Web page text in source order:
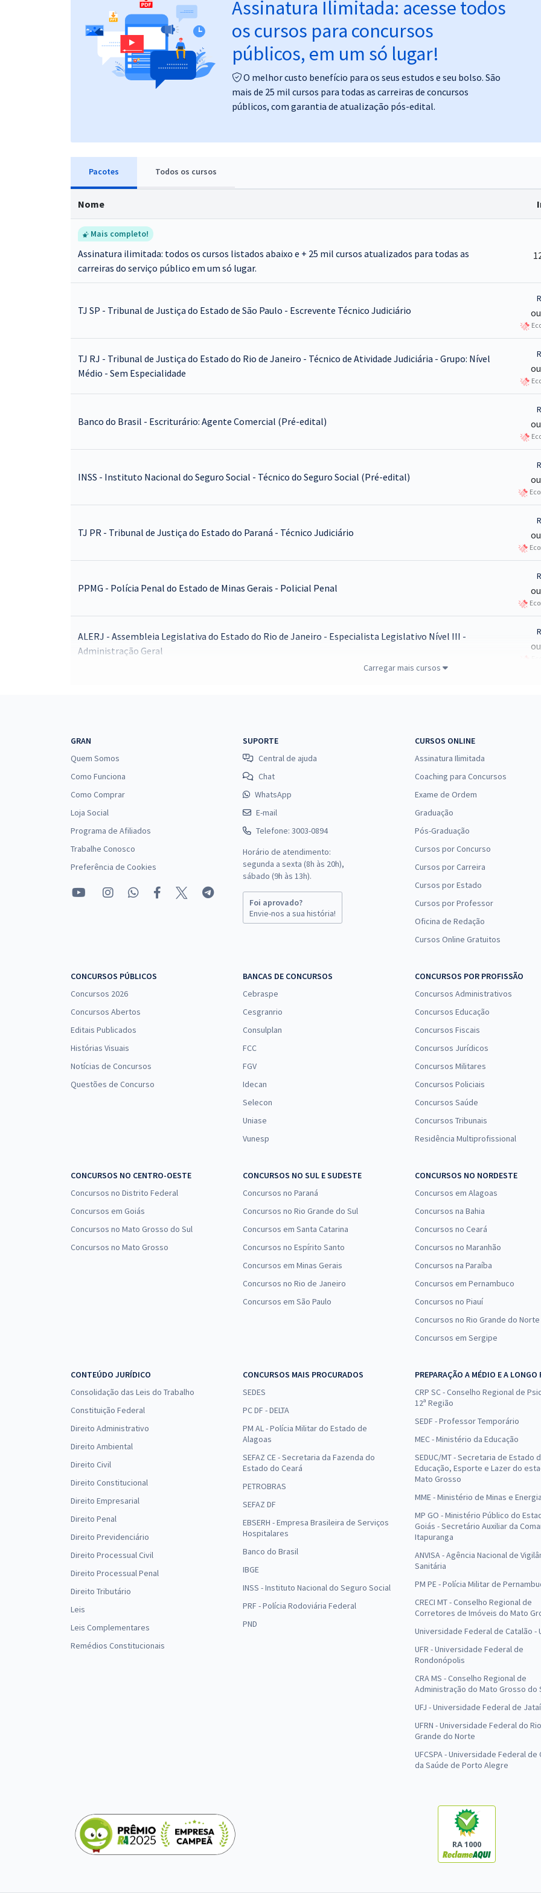
Assinatura Ilimitada: acesse todos
os cursos para concursos
públicos, em um só lugar!
O melhor custo benefício para os seus estudos e seu bolso. São
mais de 25 mil cursos para todas as carreiras de concursos
públicos, com garantia de atualização pós-edital.
Pacotes Todos os cursos
Nome
Mais completo!
Assinatura ilimitada: todos os cursos listados abaixo e + 25 mil cursos atualizados para todas as
carreiras do serviço público em um só lugar.
TJ SP - Tribunal de Justiça do Estado de São Paulo - Escrevente Técnico Judiciário
TJ RJ - Tribunal de Justiça do Estado do Rio de Janeiro - Técnico de Atividade Judiciária - Grupo: Nível
Médio - Sem Especialidade
Banco do Brasil - Escriturário: Agente Comercial (Pré-edital)
INSS - Instituto Nacional do Seguro Social - Técnico do Seguro Social (Pré-edital)
TJ PR - Tribunal de Justiça do Estado do Paraná - Técnico Judiciário
PPMG - Polícia Penal do Estado de Minas Gerais - Policial Penal
ALERJ - Assembleia Legislativa do Estado do Rio de Janeiro - Especialista Legislativo Nível III -
Administração Geral
CNU 2025 - Concurso Nacional Unificado - Bloco 9 - Área: Nível Intermediário - Regulação
Mapeamento
Administrativa (Treinamento Intensivo + Diferenciais Exclusivos)
CEF - Caixa Econômica Federal - Engenheiro Civil
CNU - Concurso Nacional Unificado - Bloco 5 - Administração
PC SC - Polícia Civil do Estado de Santa Catarina - Agente e Escrivão de Polícia
Banco do Brasil - Escriturário: Agente de Tecnologia da Informação (Pré-edital)
Todos os Cargos de Médico
Carregar mais cursos
GRAN
Quem Somos
Como Funciona
Como Comprar
Loja Social
Programa de Afiliados
Trabalhe Conosco
Preferência de Cookies
SUPORTE
Central de ajuda
Chat
WhatsApp
E-mail
Telefone: 3003-0894
Horário de atendimento:
segunda a sexta (8h às 20h),
sábado (9h às 13h).
Foi aprovado?
Envie-nos a sua história!
CURSOS ONLINE
Assinatura Ilimitada
Coaching para Concursos
Exame de Ordem
Graduação
Pós-Graduação
Cursos por Concurso
Cursos por Carreira
Cursos por Estado
Cursos por Professor
Oficina de Redação
Cursos Online Gratuitos
CONCURSOS PÚBLICOS
Concursos 2026
Concursos Abertos
Editais Publicados
Histórias Visuais
Notícias de Concursos
Questões de Concurso
BANCAS DE CONCURSOS
Cebraspe
Cesgranrio
Consulplan
FCC
FGV
Idecan
Selecon
Uniase
Vunesp
CONCURSOS POR PROFISSÃO
Concursos Administrativos
Concursos Educação
Concursos Fiscais
Concursos Jurídicos
Concursos Militares
Concursos Policiais
Concursos Saúde
Concursos Tribunais
Residência Multiprofissional
CONCURSOS NO CENTRO-OESTE
Concursos no Distrito Federal
Concursos em Goiás
Concursos no Mato Grosso do Sul
Concursos no Mato Grosso
CONCURSOS NO SUL E SUDESTE
Concursos no Paraná
Concursos no Rio Grande do Sul
Concursos em Santa Catarina
Concursos no Espírito Santo
Concursos em Minas Gerais
Concursos no Rio de Janeiro
Concursos em São Paulo
CONCURSOS NO NORDESTE
Concursos em Alagoas
Concursos na Bahia
Concursos no Ceará
Concursos no Maranhão
Concursos na Paraíba
Concursos em Pernambuco
Concursos no Piauí
Concursos no Rio Grande do Norte
Concursos em Sergipe
CONTEÚDO JURÍDICO
Consolidação das Leis do Trabalho
Constituição Federal
Direito Administrativo
Direito Ambiental
Direito Civil
Direito Constitucional
Direito Empresarial
Direito Penal
Direito Previdenciário
Direito Processual Civil
Direito Processual Penal
Direito Tributário
Leis
Leis Complementares
Remédios Constitucionais
CONCURSOS MAIS PROCURADOS
SEDES
PC DF - DELTA
PM AL - Polícia Militar do Estado de
Alagoas
SEFAZ CE - Secretaria da Fazenda do
Estado do Ceará
PETROBRAS
SEFAZ DF
EBSERH - Empresa Brasileira de Serviços
Hospitalares
Banco do Brasil
IBGE
INSS - Instituto Nacional do Seguro Social
PRF - Polícia Rodoviária Federal
PND
PREPARAÇÃO A MÉDIO E A LONGO
CRP SC - Conselho Regional de
12ª Região
SEDF - Professor Temporário
MEC - Ministério da Educação
SEDUC/MT - Secretaria de Estado
Educação, Esporte e Lazer do
Mato Grosso
MME - Ministério de Minas e Energia
MP GO - Ministério Público do
Goiás - Secretário Auxiliar da
Itapuranga
ANVISA - Agência Nacional de
Sanitária
PM PE - Polícia Militar de
CRECI MT - Conselho Regional de
Corretores de Imóveis do Mato
Universidade Federal de Catalão -
UFR - Universidade Federal de
Rondonópolis
CRA MS - Conselho Regional de
Administração do Mato Grosso do
UFJ - Universidade Federal de Jataí
UFRN - Universidade Federal do Rio
Grande do Norte
UFCSPA - Universidade Federal de
da Saúde de Porto Alegre
RA 1000